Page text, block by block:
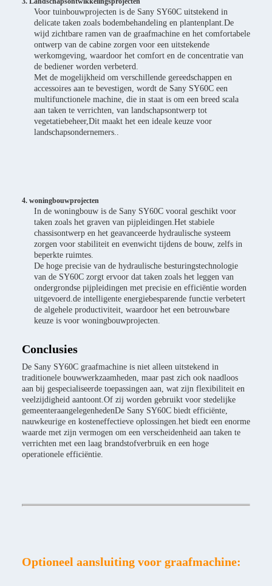
Voor tuinbouwprojecten is de Sany SY60C uitstekend in
delicate taken zoals bodembehandeling en plantenplant.De
wijd zichtbare ramen van de graafmachine en het comfortabele
ontwerp van de cabine zorgen voor een uitstekende
werkomgeving, waardoor het comfort en de concentratie van
de bediener worden verbeterd.
Met de mogelijkheid om verschillende gereedschappen en
accessoires aan te bevestigen, wordt de Sany SY60C een
multifunctionele machine, die in staat is om een breed scala
aan taken te verrichten, van landschapsontwerp tot
vegetatiebeheer,Dit maakt het een ideale keuze voor
landschapsondernemers..
4. woningbouwprojecten
In de woningbouw is de Sany SY60C vooral geschikt voor
taken zoals het graven van pijpleidingen.Het stabiele
chassisontwerp en het geavanceerde hydraulische systeem
zorgen voor stabiliteit en evenwicht tijdens de bouw, zelfs in
beperkte ruimtes.
De hoge precisie van de hydraulische besturingstechnologie
van de SY60C zorgt ervoor dat taken zoals het leggen van
ondergrondse pijpleidingen met precisie en efficiëntie worden
uitgevoerd.de intelligente energiebesparende functie verbetert
de algehele productiviteit, waardoor het een betrouwbare
keuze is voor woningbouwprojecten.
Conclusies
De Sany SY60C graafmachine is niet alleen uitstekend in
traditionele bouwwerkzaamheden, maar past zich ook naadloos
aan bij gespecialiseerde toepassingen aan, wat zijn flexibiliteit en
veelzijdigheid aantoont.Of zij worden gebruikt voor stedelijke
gemeenteraangelegenhedenDe Sany SY60C biedt efficiënte,
nauwkeurige en kosteneffectieve oplossingen.het biedt een enorme
waarde met zijn vermogen om een verscheidenheid aan taken te
verrichten met een laag brandstofverbruik en een hoge
operationele efficiëntie.
Optioneel aansluiting voor graafmachine: